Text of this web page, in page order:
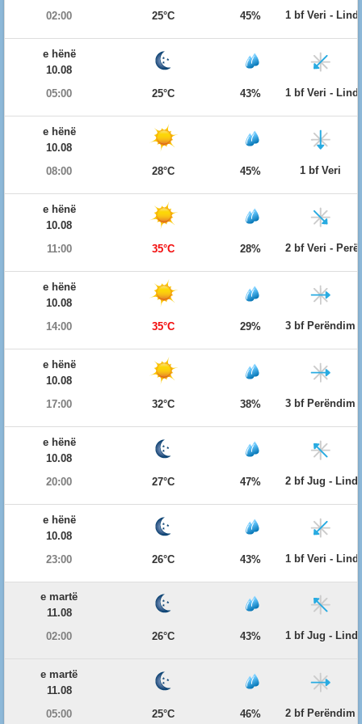
02:00
25°C 45% 1 bf Veri -
e hënë
10.08
05:00
25°C 43% 1 bf Veri -
e hënë
10.08
08:00
28°C 45% 1 bf Veri
e hënë
10.08
11:00
35°C 28% 2 bf Veri -
e hënë
10.08
14:00
35°C 29% 3 bf Perëndim
e hënë
10.08
17:00
32°C 38% 3 bf Perëndim
e hënë
10.08
20:00
27°C 47% 2 bf Jug -
e hënë
10.08
23:00
26°C 43% 1 bf Veri -
e martë
11.08
02:00
26°C 43% 1 bf Jug -
e martë
11.08
05:00
25°C 46% 2 bf Perëndim